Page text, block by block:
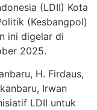
(LDII) Kota
(Kesbangpol)
ini digelar di
2025.
H. Firdaus,
Irwan
LDII untuk